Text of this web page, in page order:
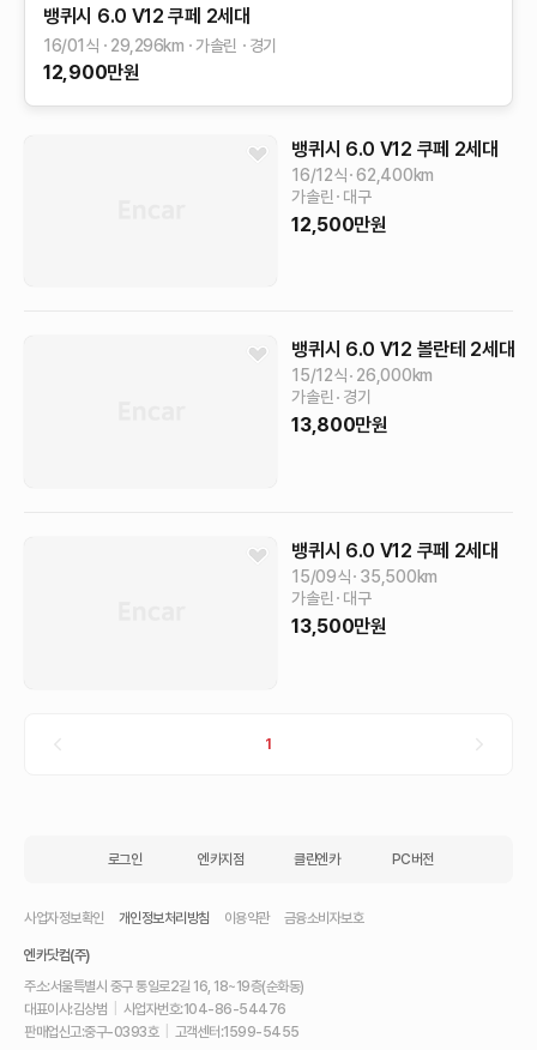
뱅퀴시 6.0 V12 쿠페 2세대
16/01식 29,296km 가솔린 경기
12,900만원
뱅퀴시 6.0 V12 쿠페 2세대
16/12식 62,400km
가솔린
대구
12,500만원
뱅퀴시 6.0 V12 볼란테 2세대
15/12식 26,000km
가솔린
경기
13,800만원
뱅퀴시 6.0 V12 쿠페 2세대
15/09식 35,500km
가솔린
대구
13,500만원
1
로그인 엔카지점 클린엔카 PC버전
사업자정보확인 개인정보처리방침 이용약관 금융소비자보호
엔카닷컴(주)
주소:서울특별시 중구 통일로2길 16, 18~19층(순화동)
대표이사:김상범 사업자번호:104-86-54476
판매업신고:중구-0393호 고객센터:1599-5455